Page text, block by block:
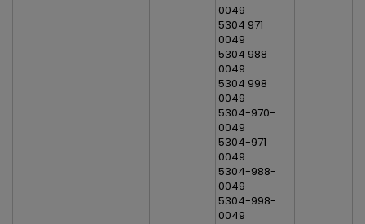
0049
5304 971
0049
5304 988
0049
5304 998
0049
5304-970-
0049
5304-971
0049
5304-988-
0049
5304-998-
0049